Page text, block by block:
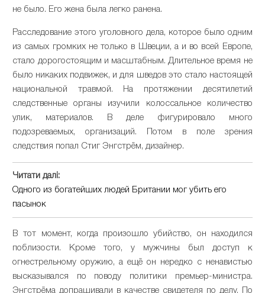
не было. Его жена была легко ранена.
Расследование этого уголовного дела, которое было одним
из самых громких не только в Швеции, а и во всей Европе,
стало дорогостоящим и масштабным. Длительное время не
было никаких подвижек, и для шведов это стало настоящей
национальной травмой. На протяжении десятилетий
следственные органы изучили колоссальное количество
улик, материалов. В деле фигурировало много
подозреваемых, организаций. Потом в поле зрения
следствия попал Стиг Энгстрём, дизайнер.
Читати далі:
Одного из богатейших людей Британии мог убить его
пасынок
В тот момент, когда произошло убийство, он находился
поблизости. Кроме того, у мужчины был доступ к
огнестрельному оружию, а ещё он нередко с ненавистью
высказывался по поводу политики премьер-министра.
Энгстрёма допрашивали в качестве свидетеля по делу. По